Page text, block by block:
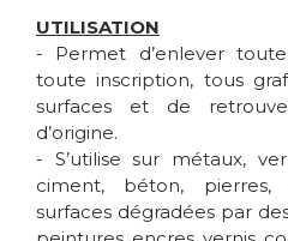
UTILISATION
- Permet d’enlever
toute inscription, tous
surfaces et de
d’origine.
- S’utilise sur métaux,
ciment, béton, pierres,
surfaces dégradées par